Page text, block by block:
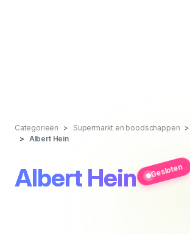
Categorieën Supermarkt en boodschappen
Albert Hein
Albert Hein Gesloten